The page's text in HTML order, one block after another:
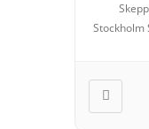
Stockholm